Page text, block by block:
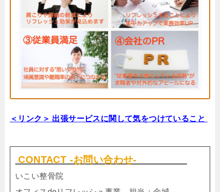
＜リンク＞ 出張サービスに関して気をつけていること
CONTACT -お問い合わせ-
いこい整骨院